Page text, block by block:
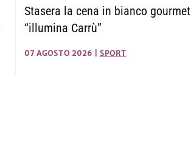
Stasera la cena in bianco gourmet
“illumina Carrù”
07 AGOSTO 2026 SPORT